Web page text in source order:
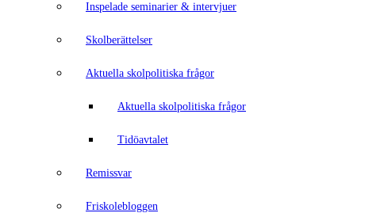
Inspelade seminarier & intervjuer
Skolberättelser
Aktuella skolpolitiska frågor
Aktuella skolpolitiska frågor
Tidöavtalet
Remissvar
Friskolebloggen